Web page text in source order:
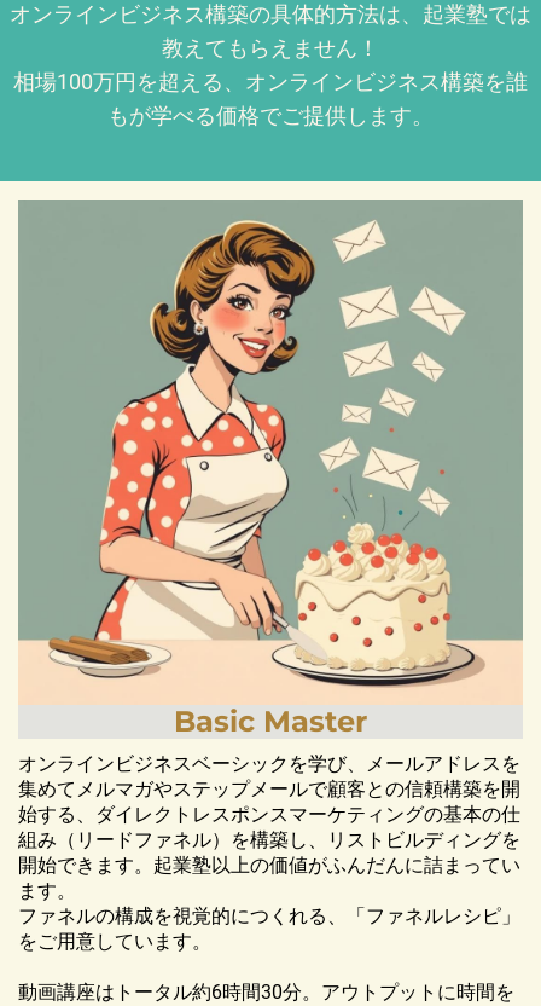
オンラインビジネス構築の具体的方法は、起業塾では
教えてもらえません！
相場100万円を超える、オンラインビジネス構築を誰
もが学べる価格でご提供します。
Basic Master
オンラインビジネスベーシックを学び、メールアドレスを
集めてメルマガやステップメールで顧客との信頼構築を開
始する、ダイレクトレスポンスマーケティングの基本の仕
組み（リードファネル）を構築し、リストビルディングを
開始できます。起業塾以上の価値がふんだんに詰まってい
ます。
ファネルの構成を視覚的につくれる、「ファネルレシピ」
をご用意しています。
動画講座はトータル約6時間30分。アウトプットに時間を